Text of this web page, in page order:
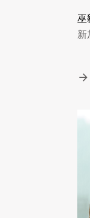
巫
新